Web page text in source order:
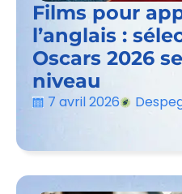
Films pour
l’anglais :
Oscars 2026
niveau
7 avril 2026